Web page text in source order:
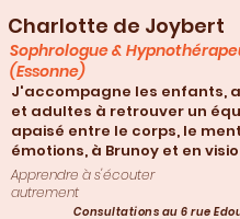
Charlotte de Joybert
Consultations au 6 rue
Apprendre à s'écouter
autrement
Sophrologue &
(Essonne)
J'accompagne les enfants,
et adultes à retrouver un
apaisé entre le corps, le
émotions, à Brunoy et en visio